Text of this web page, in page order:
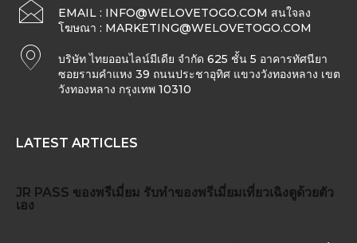
EMAIL : INFO@WELOVETOGO.COM สนใจลง
โฆษณา : MARKETING@WELOVETOGO.COM
บริษัท ไทยออนไลน์มีเดีย จำกัด 625 ชั้น 5 อาคารทัศนียา
ซอยรามคำแหง 39 ถนนประชาอุทิศ แขวงวังทองหลาง เขต
วังทองหลาง กรุงเทพ 10310
LATEST ARTICLES
JR PASS ของพรีเมี่ยม รับทำของพรีเมี่ยมเที่ยวเฉิงตูด้วยตัว
เอง